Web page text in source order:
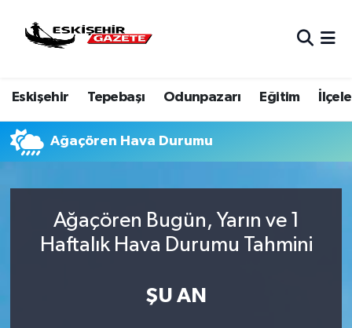
Eskişehir Tepebaşı Odunpazarı Eğitim
Ağaçören Hava Durumu
Ağaçören Bugün, Yarın ve 1
Haftalık Hava Durumu Tahmini
ŞU AN
Hava Durumu
Eskişehir Namaz Vakitleri
Süper Lig Puan Durumu ve Fikstür
Son Dakika Haberleri